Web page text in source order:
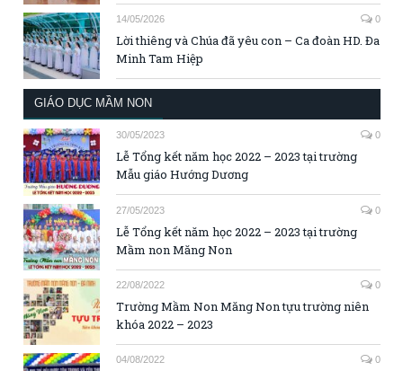
14/05/2026 0
Lời thiêng và Chúa đã yêu con – Ca đoàn HD. Đa
Minh Tam Hiệp
GIÁO DỤC MẦM NON
30/05/2023 0
Lễ Tổng kết năm học 2022 – 2023 tại trường
Mẫu giáo Hướng Dương
27/05/2023 0
Lễ Tổng kết năm học 2022 – 2023 tại trường
Mầm non Măng Non
22/08/2022 0
Trường Mầm Non Măng Non tựu trường niên
khóa 2022 – 2023
04/08/2022 0